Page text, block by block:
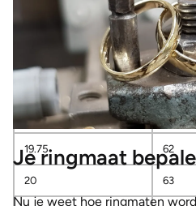
58
59
60
19.5 61
19.75 62
20 63
Je ringmaat
Nu je weet hoe ringmaten